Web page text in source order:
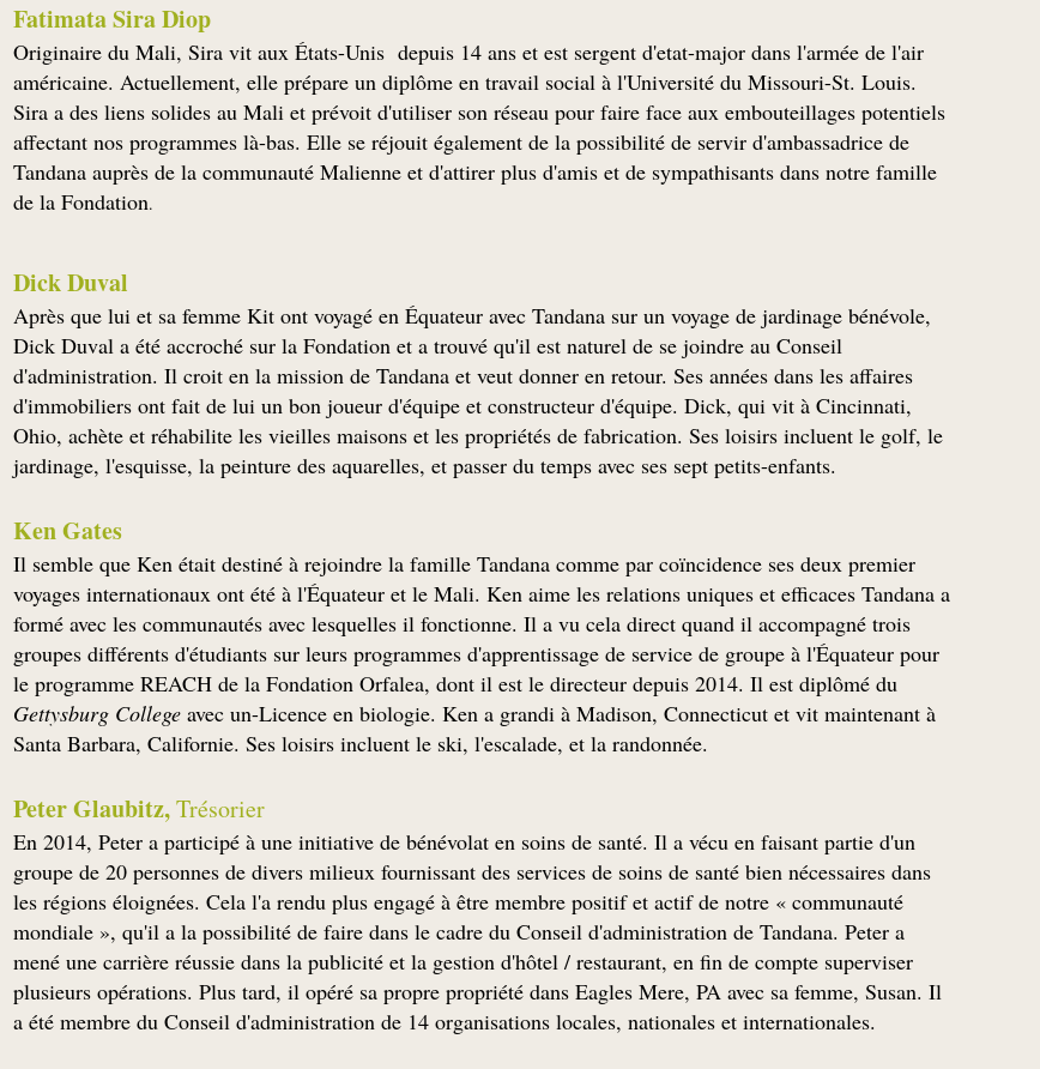
Fatimata Sira Diop
Originaire du Mali, Sira vit aux États-Unis depuis 14 ans et est sergent d'etat-major dans l'armée de l'air
américaine. Actuellement, elle prépare un diplôme en travail social à l'Université du Missouri-St. Louis.
Sira a des liens solides au Mali et prévoit d'utiliser son réseau pour faire face aux embouteillages potentiels
affectant nos programmes là-bas. Elle se réjouit également de la possibilité de servir d'ambassadrice de
Tandana auprès de la communauté Malienne et d'attirer plus d'amis et de sympathisants dans notre famille
de la Fondation.
Dick Duval
Après que lui et sa femme Kit ont voyagé en Équateur avec Tandana sur un voyage de jardinage bénévole,
Dick Duval a été accroché sur la Fondation et a trouvé qu'il est naturel de se joindre au Conseil
d'administration. Il croit en la mission de Tandana et veut donner en retour. Ses années dans les affaires
d'immobiliers ont fait de lui un bon joueur d'équipe et constructeur d'équipe. Dick, qui vit à Cincinnati,
Ohio, achète et réhabilite les vieilles maisons et les propriétés de fabrication. Ses loisirs incluent le golf, le
jardinage, l'esquisse, la peinture des aquarelles, et passer du temps avec ses sept petits-enfants.
Ken Gates
Il semble que Ken était destiné à rejoindre la famille Tandana comme par coïncidence ses deux premier
voyages internationaux ont été à l'Équateur et le Mali. Ken aime les relations uniques et efficaces Tandana a
formé avec les communautés avec lesquelles il fonctionne. Il a vu cela direct quand il accompagné trois
groupes différents d'étudiants sur leurs programmes d'apprentissage de service de groupe à l'Équateur pour
le programme REACH de la Fondation Orfalea, dont il est le directeur depuis 2014. Il est diplômé du
Gettysburg College avec un-Licence en biologie. Ken a grandi à Madison, Connecticut et vit maintenant à
Santa Barbara, Californie. Ses loisirs incluent le ski, l'escalade, et la randonnée.
Peter Glaubitz,Trésorier
En 2014, Peter a participé à une initiative de bénévolat en soins de santé. Il a vécu en faisant partie d'un
groupe de 20 personnes de divers milieux fournissant des services de soins de santé bien nécessaires dans
les régions éloignées. Cela l'a rendu plus engagé à être membre positif et actif de notre « communauté
mondiale », qu'il a la possibilité de faire dans le cadre du Conseil d'administration de Tandana. Peter a
mené une carrière réussie dans la publicité et la gestion d'hôtel / restaurant, en fin de compte superviser
plusieurs opérations. Plus tard, il opéré sa propre propriété dans Eagles Mere, PA avec sa femme, Susan. Il
a été membre du Conseil d'administration de 14 organisations locales, nationales et internationales.